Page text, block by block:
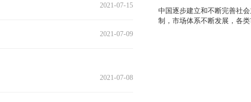
2021-07-15
2021-07-09
2021-07-08
中国逐步建立和不断完善社
制，市场体系不断发展，各